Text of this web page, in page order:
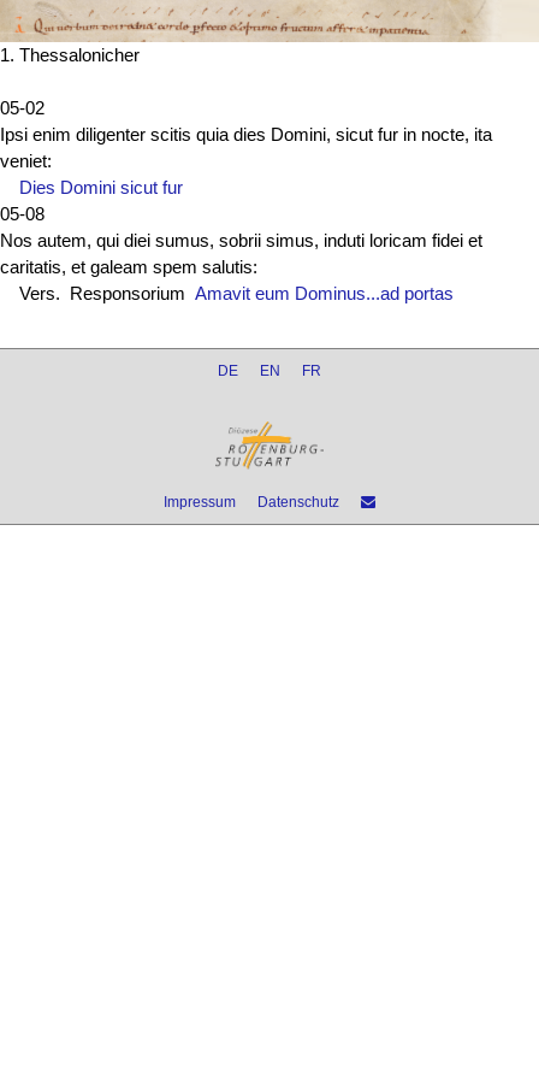
1. Thessalonicher
05-02
Ipsi enim diligenter scitis quia dies Domini, sicut fur in nocte, ita
veniet:
Dies Domini sicut fur
05-08
Nos autem, qui diei sumus, sobrii simus, induti loricam fidei et
caritatis, et galeam spem salutis:
Vers. Responsorium Amavit eum Dominus...ad portas
DE EN FR
Impressum Datenschutz